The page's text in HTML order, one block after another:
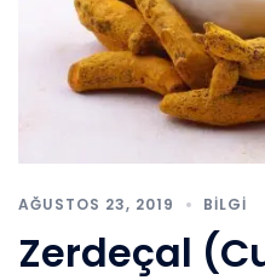
AĞUSTOS 23, 2019 BILGI
Zerdeçal